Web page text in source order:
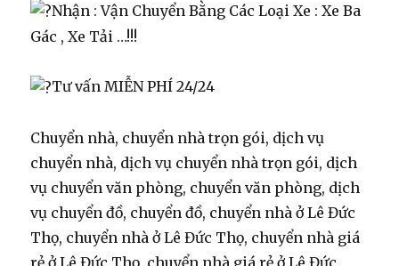
Nhận : Vận Chuyển Bằng Các Loại Xe : Xe Ba
Gác , Xe Tải …!!!
Tư vấn MIỄN PHÍ 24/24
Chuyển nhà, chuyển nhà trọn gói, dịch vụ
chuyển nhà, dịch vụ chuyển nhà trọn gói, dịch
vụ chuyển văn phòng, chuyển văn phòng, dịch
vụ chuyển đồ, chuyển đồ, chuyển nhà ở Lê Đức
Thọ, chuyển nhà ở Lê Đức Thọ, chuyển nhà giá
rẻ ở Lê Đức Thọ, chuyển nhà giá rẻ ở Lê Đức